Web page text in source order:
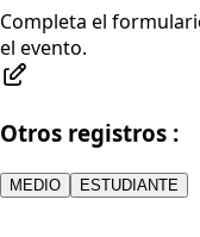
Completa el
el evento.
Otros registros :
MEDIO ESTUDIANTE